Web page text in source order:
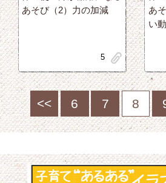
あそび（2）力の加減
clip
5
あ
い
<< 6 7 8